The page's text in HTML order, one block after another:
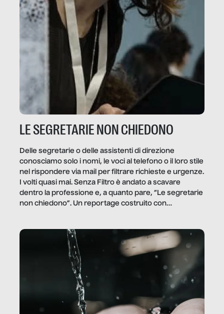
LE SEGRETARIE NON CHIEDONO
Delle segretarie o delle assistenti di direzione
conosciamo solo i nomi, le voci al telefono o il loro stile
nel rispondere via mail per filtrare richieste e urgenze.
I volti quasi mai. Senza Filtro è andato a scavare
dentro la professione e, a quanto pare, “Le segretarie
non chiedono”. Un reportage costruito con